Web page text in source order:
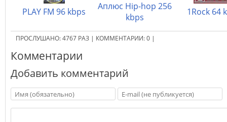
PLAY FM 96 kbps
Аплюс Hip-hop 256
kbps
1Rock 64
ПРОСЛУШАНО:4767 РАЗ | КОММЕНТАРИИ:0 |
Комментарии
Добавить комментарий